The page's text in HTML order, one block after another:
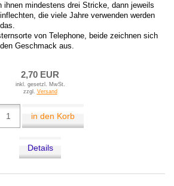
ihnen mindestens drei Stricke, dann jeweils
die viele Jahre verwenden werden
von Telephone, beide zeichnen sich
Geschmack aus.
2,70 EUR
inkl. gesetzl. MwSt.
zzgl. Versand
in den Korb
Details